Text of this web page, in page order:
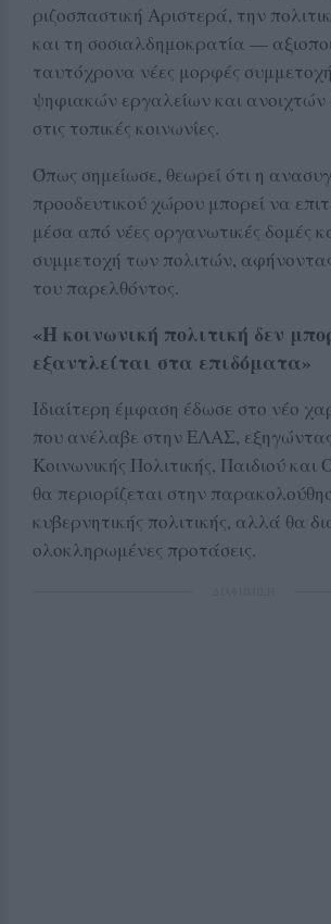
ριζοσπαστική Αριστερά, την
και τη σοσιαλδημοκρατία —
ταυτόχρονα νέες μορφές
ψηφιακών εργαλείων και ανοιχτών
στις τοπικές κοινωνίες.
Όπως σημείωσε, θεωρεί ότι η
προοδευτικού χώρου μπορεί να
μέσα από νέες οργανωτικές δομές
συμμετοχή των πολιτών,
του παρελθόντος.
«Η κοινωνική πολιτική δεν
εξαντλείται στα επιδόματα»
Ιδιαίτερη έμφαση έδωσε στο νέο
που ανέλαβε στην ΕΛΑΣ,
Κοινωνικής Πολιτικής, Παιδιού και
θα περιορίζεται στην
κυβερνητικής πολιτικής, αλλά θα
ολοκληρωμένες προτάσεις.